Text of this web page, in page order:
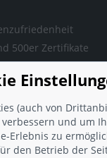
500er Zertifikate
(FAQ)
(auch von
und um
Erlebnis zu
den Betrieb der